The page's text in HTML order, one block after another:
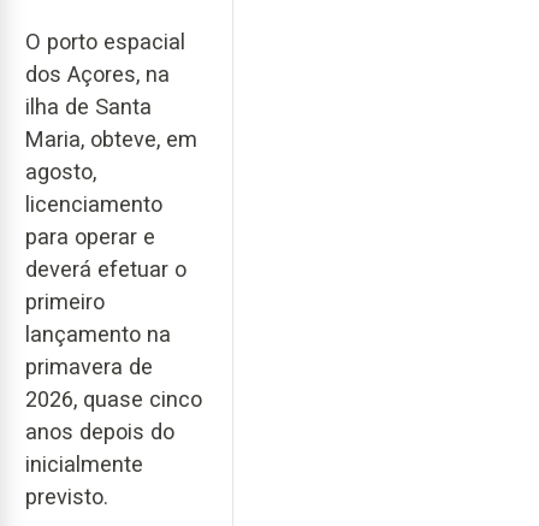
O porto espacial
dos Açores, na
ilha de Santa
Maria, obteve, em
agosto,
licenciamento
para operar e
deverá efetuar o
primeiro
lançamento na
primavera de
2026, quase cinco
anos depois do
inicialmente
previsto.